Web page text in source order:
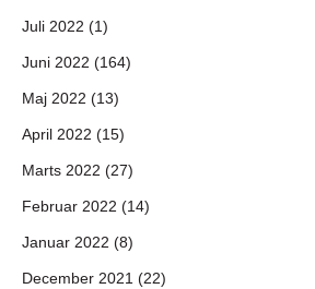
Juli 2022 (1)
Juni 2022 (164)
Maj 2022 (13)
April 2022 (15)
Marts 2022 (27)
Februar 2022 (14)
Januar 2022 (8)
December 2021 (22)